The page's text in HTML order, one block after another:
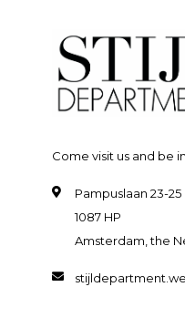
Come visit us and be
Pampuslaan 23-25
1087 HP
Amsterdam, the